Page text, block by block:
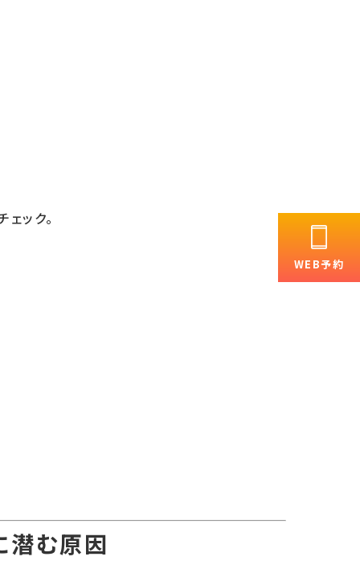
WEB予約
ック。
潜む原因